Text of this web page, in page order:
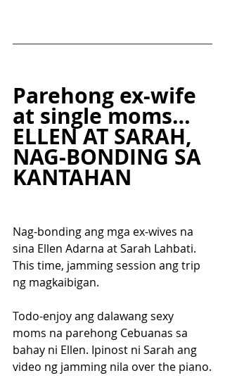
Parehong ex-wife
at single moms…
ELLEN AT SARAH,
NAG-BONDING SA
KANTAHAN
Nag-bonding ang mga ex-wives na
sina Ellen Adarna at Sarah Lahbati.
This time, jamming session ang trip
ng magkaibigan.
Todo-enjoy ang dalawang sexy
moms na parehong Cebuanas sa
bahay ni Ellen. Ipinost ni Sarah ang
video ng jamming nila over the piano.